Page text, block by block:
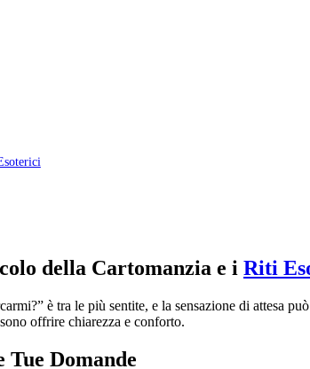
della Cartomanzia e i Riti
è tra le più sentite, e la sensazione di attesa
offrire chiarezza e conforto.
Domande